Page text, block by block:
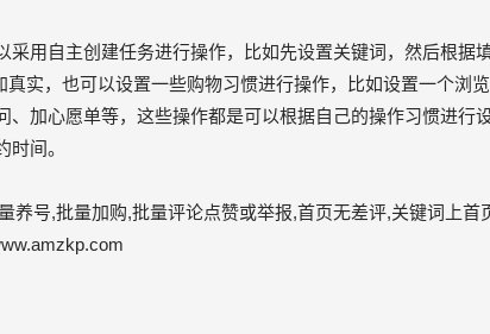
自主创建任务进行操作，比如先设置关键词，然后根据
实，也可以设置一些购物习惯进行操作，比如设置一个浏
加心愿单等，这些操作都是可以根据自己的操作习惯进行
间。
养号,批量加购,批量评论点赞或举报,首页无差评,关键词上